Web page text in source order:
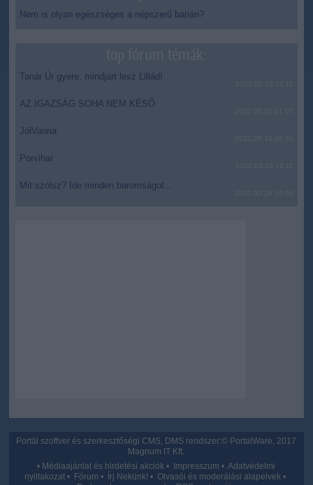
Nem is olyan egészséges a népszerű banán?
Tanár Úr gyere, mindjárt lesz Lillád!
AZ IGAZSÁG SOHA NEM KÉSŐ
JólVanna
Porvihar
Mit szólsz? Ide minden baromságot...
Portál szoftver és szerkesztőségi CMS, DMS rendszer:© PortalWare, 2017
Magnum IT Kft.
• Médiaajánlat és hirdetési akciók • Impresszum •Adatvédelmi
nyiltakozat • Fórum • Írj Nekünk! •Olvasói és moderálási alapelvek •